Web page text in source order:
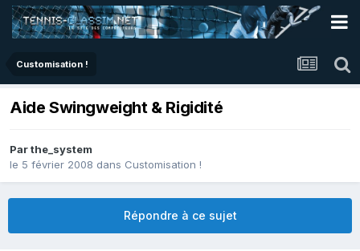
Customisation !
Aide Swingweight & Rigidité
Parthe_system
le 5 février 2008 dans Customisation !
Répondre à ce sujet